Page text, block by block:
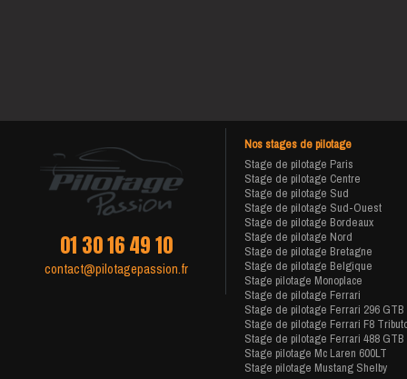
01 30 16 49 10
contact@pilotagepassion.fr
Nos stages de pilotage
Stage de pilotage Paris
Stage de pilotage Centre
Stage de pilotage Sud
Stage de pilotage Sud-Ouest
Stage de pilotage Bordeaux
Stage de pilotage Nord
Stage de pilotage Bretagne
Stage de pilotage Belgique
Stage pilotage Monoplace
Stage de pilotage Ferrari
Stage de pilotage Ferrari 296 GTB
Stage de pilotage Ferrari F8
Stage de pilotage Ferrari 488 GTB
Stage pilotage Mc Laren 600LT
Stage pilotage Mustang Shelby